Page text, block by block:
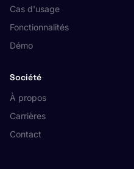
Cas d'usage
Fonctionnalités
Démo
Société
À propos
Carrières
Contact